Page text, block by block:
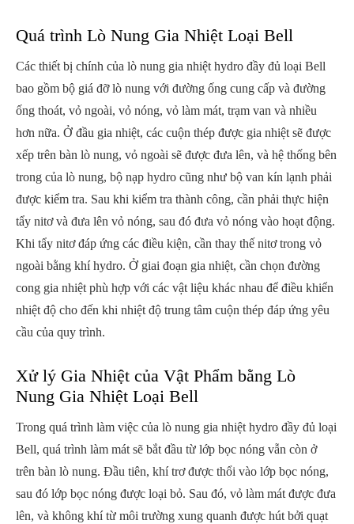
Quá trình Lò Nung Gia Nhiệt Loại Bell
Các thiết bị chính của lò nung gia nhiệt hydro đầy đủ loại Bell
bao gồm bộ giá đỡ lò nung với đường ống cung cấp và đường
ống thoát, vỏ ngoài, vỏ nóng, vỏ làm mát, trạm van và nhiều
hơn nữa. Ở đầu gia nhiệt, các cuộn thép được gia nhiệt sẽ được
xếp trên bàn lò nung, vỏ ngoài sẽ được đưa lên, và hệ thống bên
trong của lò nung, bộ nạp hydro cũng như bộ van kín lạnh phải
được kiểm tra. Sau khi kiểm tra thành công, cần phải thực hiện
tẩy nitơ và đưa lên vỏ nóng, sau đó đưa vỏ nóng vào hoạt động.
Khi tẩy nitơ đáp ứng các điều kiện, cần thay thế nitơ trong vỏ
ngoài bằng khí hydro. Ở giai đoạn gia nhiệt, cần chọn đường
cong gia nhiệt phù hợp với các vật liệu khác nhau để điều khiển
nhiệt độ cho đến khi nhiệt độ trung tâm cuộn thép đáp ứng yêu
cầu của quy trình.
Xử lý Gia Nhiệt của Vật Phẩm bằng Lò
Nung Gia Nhiệt Loại Bell
Trong quá trình làm việc của lò nung gia nhiệt hydro đầy đủ loại
Bell, quá trình làm mát sẽ bắt đầu từ lớp bọc nóng vẫn còn ở
trên bàn lò nung. Đầu tiên, khí trơ được thổi vào lớp bọc nóng,
sau đó lớp bọc nóng được loại bỏ. Sau đó, vỏ làm mát được đưa
lên, và không khí từ môi trường xung quanh được hút bởi quạt